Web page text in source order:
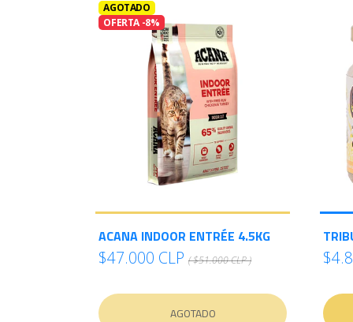
AGOTADO
OFERTA -8%
ACANA INDOOR ENTRÉE 4.5KG
$47.000 CLP ( $51.000 CLP )
AGOTADO